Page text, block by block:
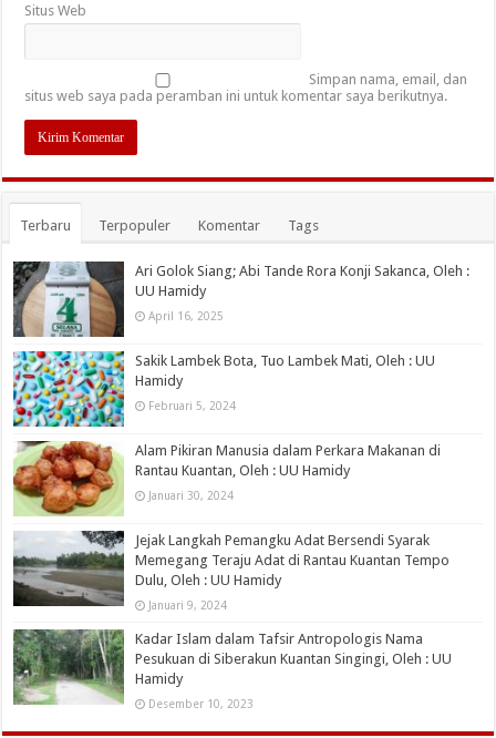
Situs Web
Simpan nama, email, dan
situs web saya pada peramban ini untuk komentar saya berikutnya.
Terbaru Terpopuler Komentar Tags
Ari Golok Siang; Abi Tande Rora Konji Sakanca, Oleh :
UU Hamidy
April 16, 2025
Sakik Lambek Bota, Tuo Lambek Mati, Oleh : UU
Hamidy
Februari 5, 2024
Alam Pikiran Manusia dalam Perkara Makanan di
Rantau Kuantan, Oleh : UU Hamidy
Januari 30, 2024
Jejak Langkah Pemangku Adat Bersendi Syarak
Memegang Teraju Adat di Rantau Kuantan Tempo
Dulu, Oleh : UU Hamidy
Januari 9, 2024
Kadar Islam dalam Tafsir Antropologis Nama
Pesukuan di Siberakun Kuantan Singingi, Oleh : UU
Hamidy
Desember 10, 2023